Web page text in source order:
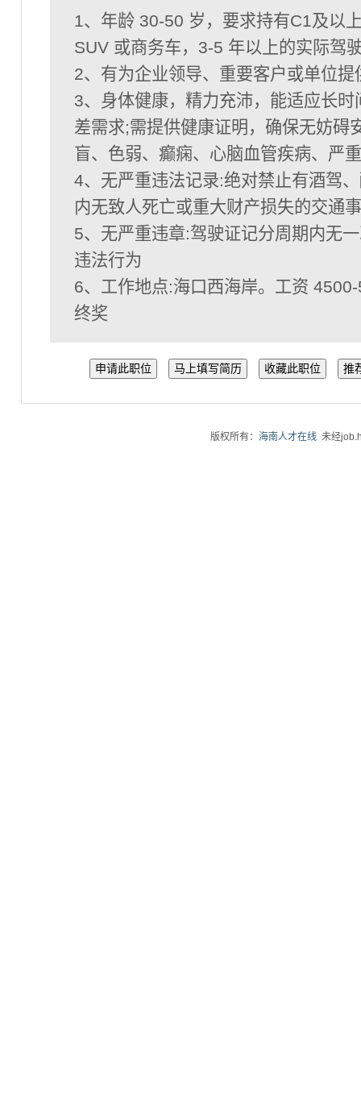
1、年龄 30-50 岁，要求持有C1及以
SUV 或商务车，3-5 年以上的实际驾
2、有为企业领导、重要客户或单位
3、身体健康，精力充沛，能适应长
差需求;需提供健康证明，确保无妨碍
盲、色弱、癫痫、心脑血管疾病、严
4、无严重违法记录:绝对禁止有酒驾
内无致人死亡或重大财产损失的交通
5、无严重违章:驾驶证记分周期内无
违法行为
6、工作地点:海口西海岸。工资
终奖
申请此职位 马上填写简历 收藏此职位 推
版权所有： 海南人才在线 未经